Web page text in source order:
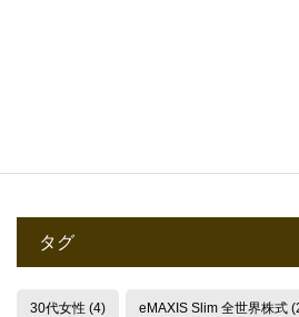
タグ
30代女性(4) eMAXIS Slim 全世界株式